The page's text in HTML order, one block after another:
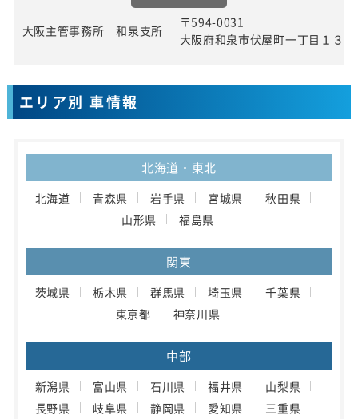
大阪主管事務所 和泉支所
〒594-0031
大阪府和泉市伏屋町一丁目１３
エリア別 車情報
北海道・東北
北海道 青森県 岩手県 宮城県
秋田県
山形県
福島県
関東
茨城県 栃木県 群馬県 埼玉県
千葉県
東京都
神奈川県
中部
新潟県 富山県 石川県 福井県
山梨県
長野県
岐阜県 静岡県 愛知県 三重県